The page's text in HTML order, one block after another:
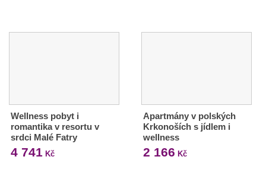
Wellness pobyt i
romantika v resortu v
srdci Malé Fatry
4 741 Kč
Apartmány v polských
Krkonoších s jídlem i
wellness
2 166 Kč